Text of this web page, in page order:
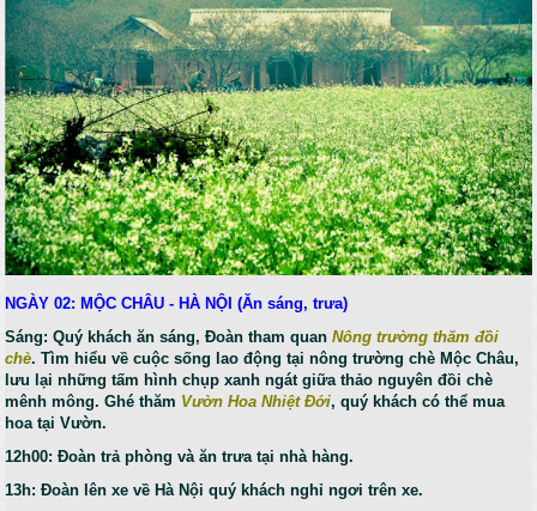
NGÀY 02: MỘC CHÂU - HÀ NỘI (Ăn sáng, trưa)
Sáng: Quý khách ăn sáng, Đoàn tham quanNông trường thăm đồi
chè. Tìm hiểu về cuộc sống lao động tại nông trường chè Mộc Châu,
lưu lại những tấm hình chụp xanh ngát giữa thảo nguyên đồi chè
mênh mông. Ghé thăm Vườn Hoa Nhiệt Đới, quý khách có thể mua
hoa tại Vườn.
12h00: Đoàn trả phòng và ăn trưa tại nhà hàng.
13h: Đoàn lên xe về Hà Nội quý khách nghỉ ngơi trên xe.